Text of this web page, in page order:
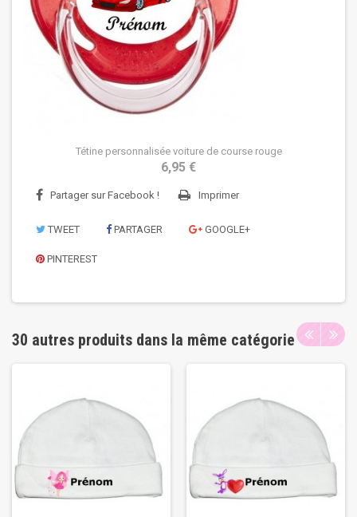
Tétine personnalisée voiture de course rouge
6,95 €
Partager sur Facebook ! Imprimer
TWEET PARTAGER GOOGLE+
PINTEREST
30 autres produits dans la même catégorie